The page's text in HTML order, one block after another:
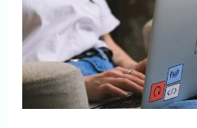
en
2026:
qué
cambió
realmente